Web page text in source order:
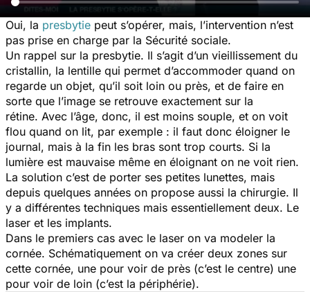
Oui, la presbytie peut s’opérer, mais, l’intervention n’est
pas prise en charge par la Sécurité sociale.
Un rappel sur la presbytie. Il s’agit d’un vieillissement du
cristallin, la lentille qui permet d’accommoder quand on
regarde un objet, qu’il soit loin ou près, et de faire en
sorte que l’image se retrouve exactement sur la
rétine. Avec l’âge, donc, il est moins souple, et on voit
flou quand on lit, par exemple : il faut donc éloigner le
journal, mais à la fin les bras sont trop courts. Si la
lumière est mauvaise même en éloignant on ne voit rien.
La solution c’est de porter ses petites lunettes, mais
depuis quelques années on propose aussi la chirurgie. Il
y a différentes techniques mais essentiellement deux. Le
laser et les implants.
Dans le premiers cas avec le laser on va modeler la
cornée. Schématiquement on va créer deux zones sur
cette cornée, une pour voir de près (c’est le centre) une
pour voir de loin (c’est la périphérie).